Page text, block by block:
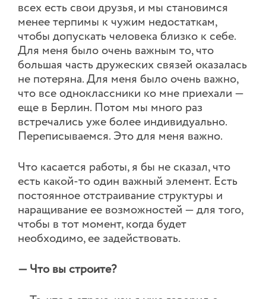
всех есть свои друзья, и мы становимся
менее терпимы к чужим недостаткам,
чтобы допускать человека близко к себе.
Для меня было очень важным то, что
большая часть дружеских связей оказалась
не потеряна. Для меня было очень важно,
что все одноклассники ко мне приехали —
еще в Берлин. Потом мы много раз
встречались уже более индивидуально.
Переписываемся. Это для меня важно.
Что касается работы, я бы не сказал, что
есть какой-то один важный элемент. Есть
постоянное отстраивание структуры и
наращивание ее возможностей — для того,
чтобы в тот момент, когда будет
необходимо, ее задействовать.
— Что вы строите?